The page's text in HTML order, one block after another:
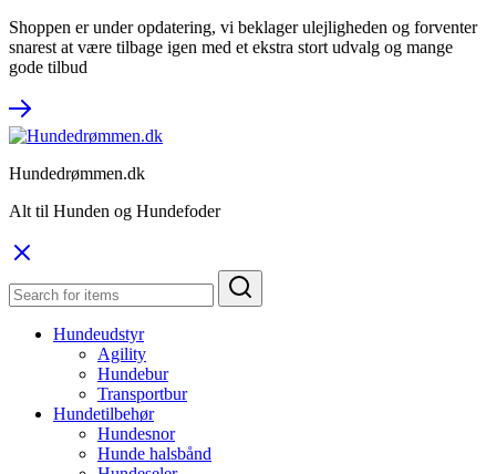
Shoppen er under opdatering, vi beklager ulejligheden og forventer
snarest at være tilbage igen med et ekstra stort udvalg og mange
gode tilbud
Hundedrømmen.dk
Alt til Hunden og Hundefoder
Hundeudstyr
Agility
Hundebur
Transportbur
Hundetilbehør
Hundesnor
Hunde halsbånd